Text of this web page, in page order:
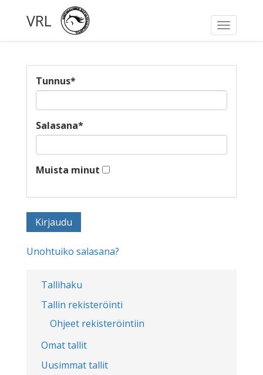
Toggle
VRL
Tallihaku
Tallin rekisteröinti
Ohjeet rekisteröintiin
Omat tallit
Uusimmat tallit
Tunnus*
Salasana*
Muista minut
Unohtuiko salasana?